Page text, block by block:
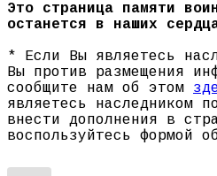
Это страница памяти
останется в наших
* Если Вы являетесь
Вы против размещения
сообщите нам об этом
являетесь наследником
внести дополнения в
воспользуйтесь формой